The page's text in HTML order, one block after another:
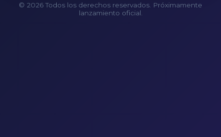
© 2026 Todos los derechos reservados. Próximamente
lanzamiento oficial.